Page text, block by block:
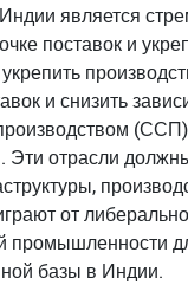
является
поставок и
и снизить
отрасли
от
базы в Индии.